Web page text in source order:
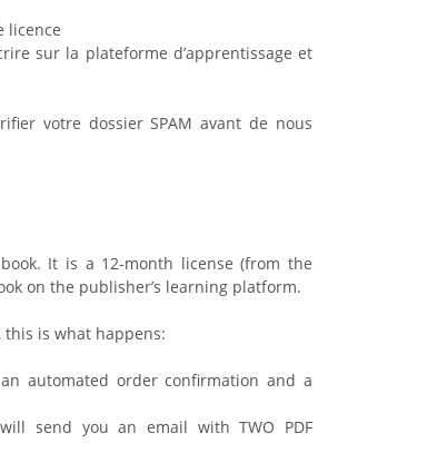
licence
sur la plateforme d’apprentissage et
votre dossier SPAM avant de nous
It is a 12-month license (from the
on the publisher’s learning platform.
this is what happens:
order confirmation and a
you an email with TWO PDF